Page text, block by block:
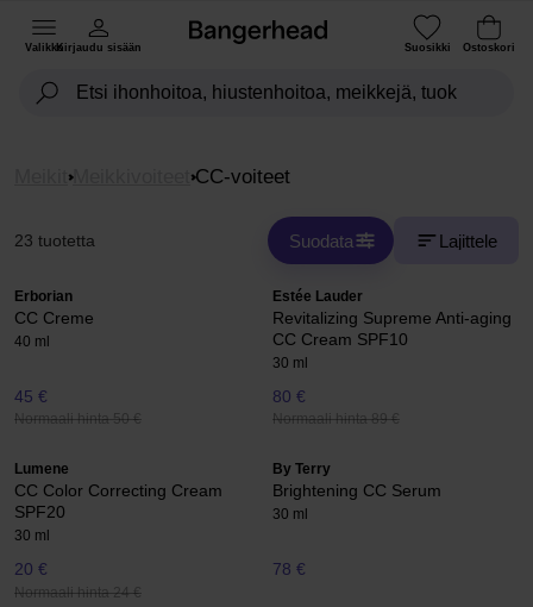
ValikkoKirjaudu sisään Suosikki Ostoskori
Meikkivoiteet CC-voiteet
23 tuotetta Suodata Lajittele
Erborian
CC Creme
40 ml
45 €
Normaali hinta 50 €
Estée Lauder
Revitalizing Supreme Anti-aging
CC Cream SPF10
30 ml
80 €
Normaali hinta 89 €
Lumene
CC Color Correcting Cream
SPF20
30 ml
20 €
Normaali hinta 24 €
By Terry
Brightening CC Serum
30 ml
78 €